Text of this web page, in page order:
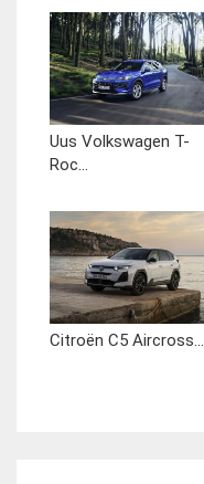
Uus Volkswagen T-
Roc...
Citroën C5 Aircross...